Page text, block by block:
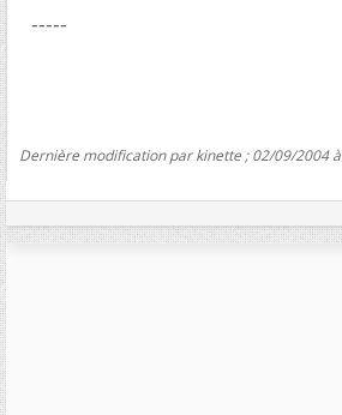
-----
Dernière modification par kinette ; 02/09/2004 à